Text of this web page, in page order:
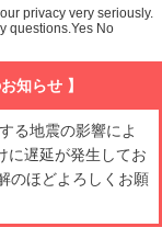
知らせ 】
る地震の影響によ
に遅延が発生してお
のほどよろしくお願
privacy very seriously.
questions.Yes No